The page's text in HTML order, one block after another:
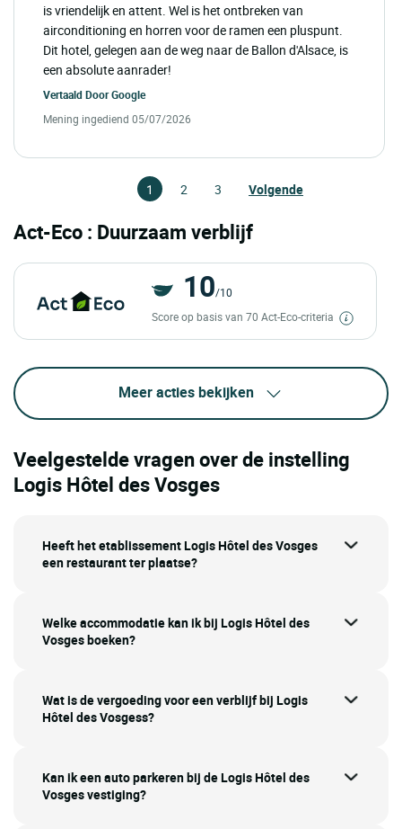
is vriendelijk en attent. Wel is het ontbreken van
airconditioning en horren voor de ramen een pluspunt.
Dit hotel, gelegen aan de weg naar de Ballon d'Alsace, is
een absolute aanrader!
Vertaald DoorGoogle
Mening ingediend 05/07/2026
1 2 3 Volgende
Act-Eco : Duurzaam verblijf
10/10
Score op basis van 70 Act-Eco-criteria
Meer acties bekijken
Veelgestelde vragen over de instelling
Logis Hôtel des Vosges
Heeft het etablissement Logis Hôtel des Vosges
een restaurant ter plaatse?
Welke accommodatie kan ik bij Logis Hôtel des
Vosges boeken?
Wat is de vergoeding voor een verblijf bij Logis
Hôtel des Vosgess?
Kan ik een auto parkeren bij de Logis Hôtel des
Vosges vestiging?